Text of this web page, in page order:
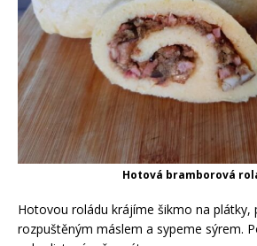
Hotová bramborová
Hotovou roládu krájíme šikmo na plátky,
rozpuštěným máslem a sypeme sýrem.